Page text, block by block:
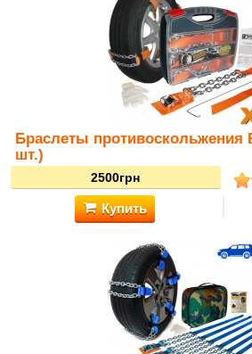
Купить
Браслеты противоскольжения
шт.)